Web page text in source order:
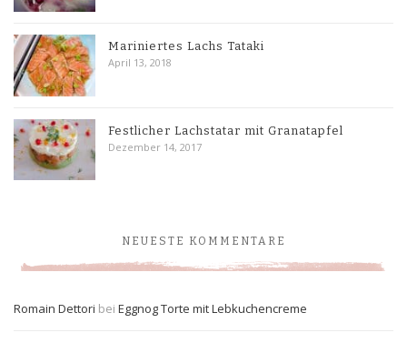
Mariniertes Lachs Tataki
April 13, 2018
Festlicher Lachstatar mit Granatapfel
Dezember 14, 2017
NEUESTE KOMMENTARE
Romain Dettori bei Eggnog Torte mit Lebkuchencreme